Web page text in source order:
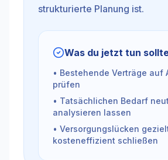
strukturierte Planung ist.
Was du jetzt tun
• Bestehende Verträge auf
prüfen
• Tatsächlichen Bedarf
analysieren lassen
• Versorgungslücken
kosteneffizient schließen